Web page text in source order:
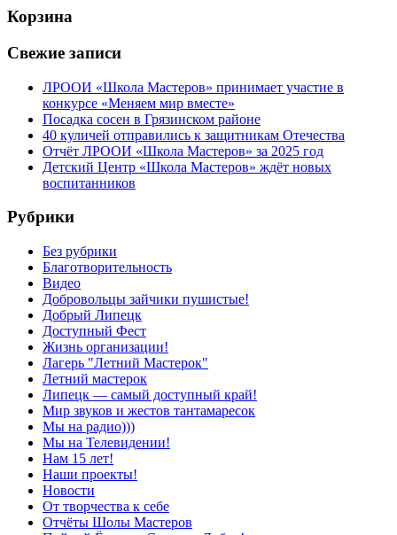
Корзина
Свежие записи
ЛРООИ «Школа Мастеров» принимает участие в
конкурсе «Меняем мир вместе»
Посадка сосен в Грязинском районе
40 куличей отправились к защитникам Отечества
Отчёт ЛРООИ «Школа Мастеров» за 2025 год
Детский Центр «Школа Мастеров» ждёт новых
воспитанников
Рубрики
Без рубрики
Благотворительность
Видео
Добровольцы зайчики пушистые!
Добрый Липецк
Доступный Фест
Жизнь организации!
Лагерь "Летний Мастерок"
Летний мастерок
Липецк — самый доступный край!
Мир звуков и жестов тантамаресок
Мы на радио)))
Мы на Телевидении!
Нам 15 лет!
Наши проекты!
Новости
От творчества к себе
Отчёты Шолы Мастеров